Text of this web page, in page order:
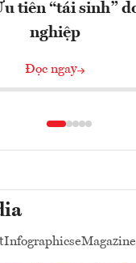
tiên “tái sinh”
nghiệp
Đọc ngay
InfographicseMagazine